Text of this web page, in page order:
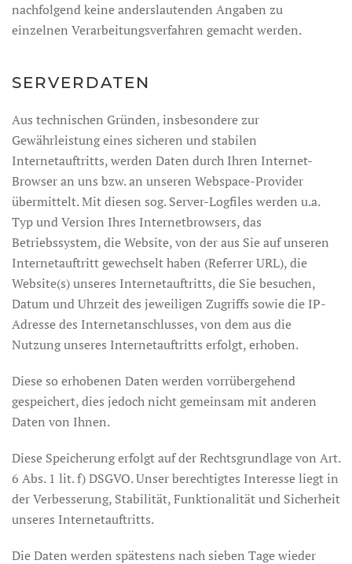
nachfolgend keine anderslautenden Angaben zu
einzelnen Verarbeitungsverfahren gemacht werden.
SERVERDATEN
Aus technischen Gründen, insbesondere zur
Gewährleistung eines sicheren und stabilen
Internetauftritts, werden Daten durch Ihren Internet-
Browser an uns bzw. an unseren Webspace-Provider
übermittelt. Mit diesen sog. Server-Logfiles werden u.a.
Typ und Version Ihres Internetbrowsers, das
Betriebssystem, die Website, von der aus Sie auf unseren
Internetauftritt gewechselt haben (Referrer URL), die
Website(s) unseres Internetauftritts, die Sie besuchen,
Datum und Uhrzeit des jeweiligen Zugriffs sowie die IP-
Adresse des Internetanschlusses, von dem aus die
Nutzung unseres Internetauftritts erfolgt, erhoben.
Diese so erhobenen Daten werden vorrübergehend
gespeichert, dies jedoch nicht gemeinsam mit anderen
Daten von Ihnen.
Diese Speicherung erfolgt auf der Rechtsgrundlage von Art.
6 Abs. 1 lit. f) DSGVO. Unser berechtigtes Interesse liegt in
der Verbesserung, Stabilität, Funktionalität und Sicherheit
unseres Internetauftritts.
Die Daten werden spätestens nach sieben Tage wieder